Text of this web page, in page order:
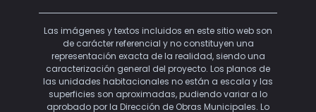
Las imágenes y textos incluidos en este sitio web son
de carácter referencial y no constituyen una
representación exacta de la realidad, siendo una
caracterización general del proyecto. Los planos de
las unidades habitacionales no están a escala y las
superficies son aproximadas, pudiendo variar a lo
aprobado por la Dirección de Obras Municipales. Lo